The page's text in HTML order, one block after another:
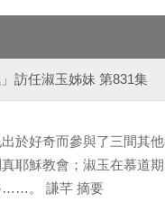
訪任淑玉姊妹 第831集
於好奇而參與了三間其
耶穌教會；淑玉在慕道
……。 謙芊 摘要